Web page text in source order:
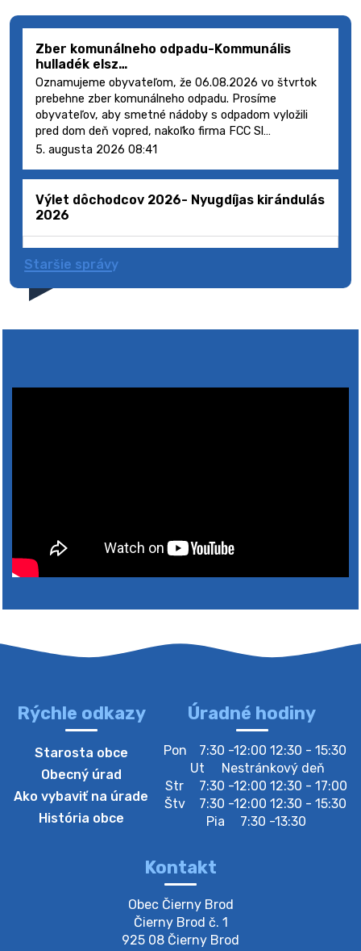
Zber komunálneho odpadu-Kommunális
hulladék elsz…
Oznamujeme obyvateľom, že 06.08.2026 vo štvrtok
prebehne zber komunálneho odpadu. Prosíme
obyvateľov, aby smetné nádoby s odpadom vyložili
pred dom deň vopred, nakoľko firma FCC Sl…
5. augusta 2026 08:41
Výlet dôchodcov 2026- Nyugdíjas kirándulás
2026
4. augusta 2026 10:05
Zberný dvor-Gyűjtőudvar
bude zberný dvor zatvorený. Értesítjük a lakosokat,
Zber separovaného odpadu plastu-
Oznamujeme obyvateľom, že v stredu 05. augusta
prebehne zber separovaného odpadu plastu. Prosíme
obyvateľov, aby vrecia s odpadom vyložili pred dom už
Oznámenie o plánovanom prerušení dodávky
Oznamujeme Vám, že v určitých dňoch bude v
Staršie správy
Rýchle odkazy
Starosta obce
Obecný úrad
Ako vybaviť na úrade
História obce
Úradné hodiny
Pon
7:30 -12:00 12:30 - 15:30
Ut
Nestránkový deň
Str
7:30 -12:00 12:30 - 17:00
Štv
7:30 -12:00 12:30 - 15:30
Pia
7:30 -13:30
Kontakt
Obec Čierny Brod
Čierny Brod č. 1
925 08 Čierny Brod